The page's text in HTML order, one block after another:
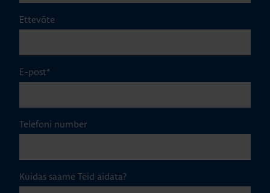
Ettevõte
E-post*
Telefoni number
Kuidas saame Teid aidata?